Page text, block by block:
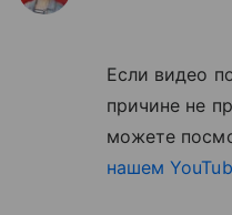
Если видео
причине не
можете
нашем